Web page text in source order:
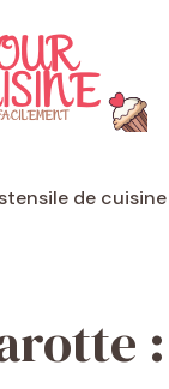
de cuisine
: